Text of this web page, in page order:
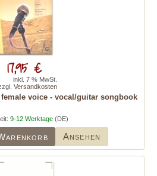
voice - vocal/guitar songbook
9-12 Werktage (DE)
Ansehen
17,95 €
inkl. 7 % MwSt.
Versandkosten